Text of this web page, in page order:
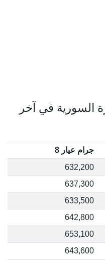
السورية في آخر
جرام عيار 8
632,200
637,300
633,500
642,800
653,100
643,600